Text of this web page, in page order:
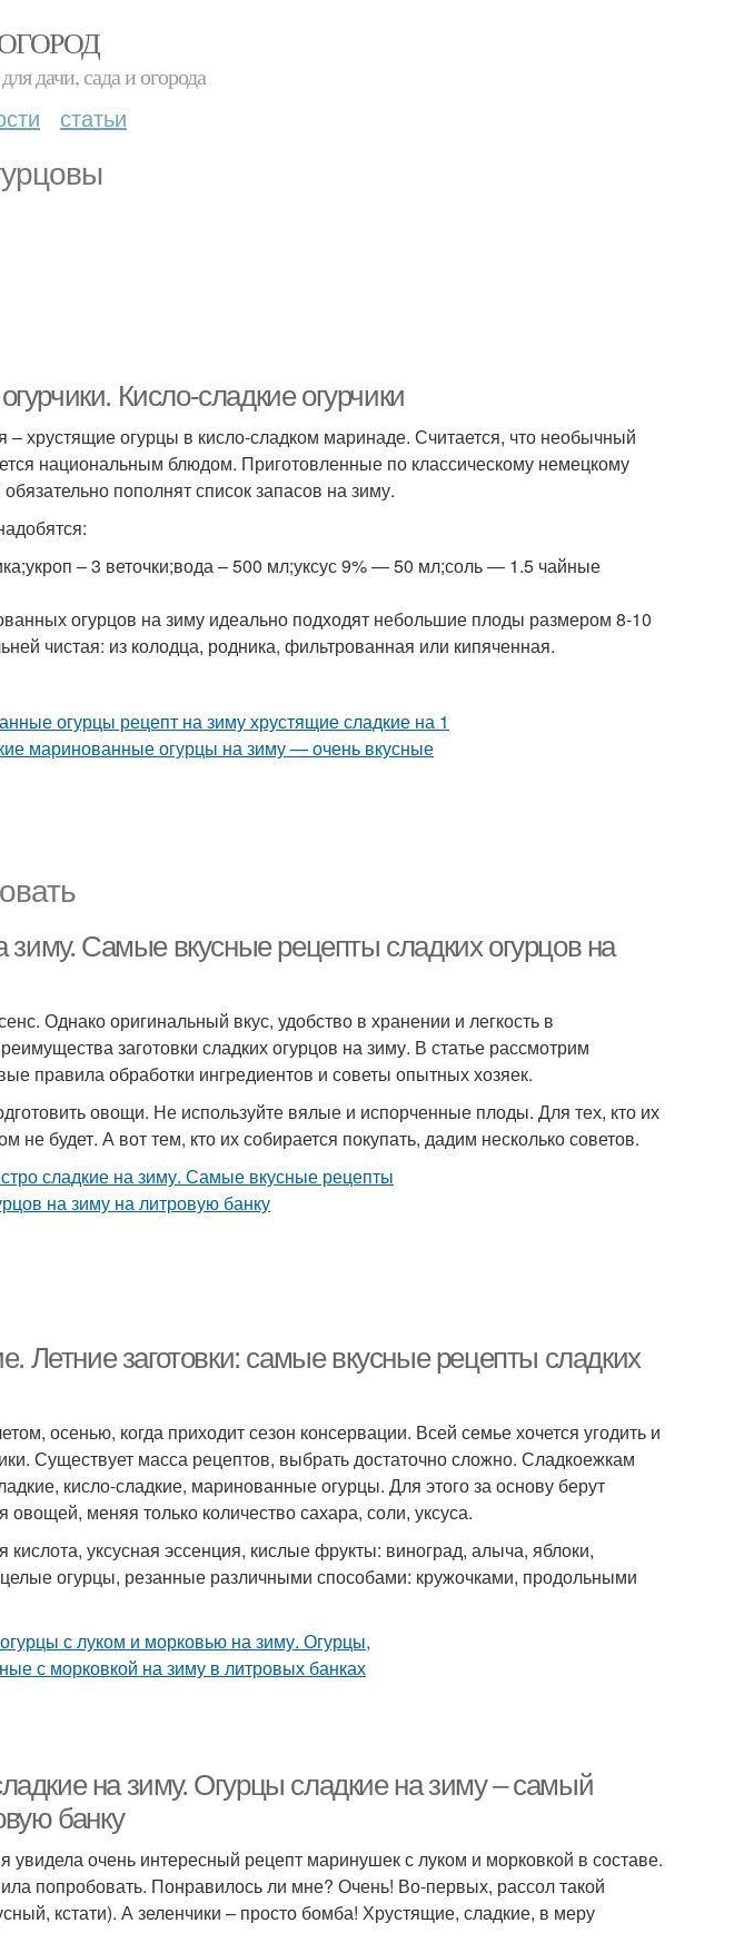
дачи, сада и огорода
статьи
Кисло-сладкие огурчики
хрустящие огурцы в кисло-сладком маринаде. Считается, что необычный
национальным блюдом. Приготовленные по классическому немецкому
пополнят список запасов на зиму.
– 3 веточки;вода – 500 мл;уксус 9% — 50 мл;соль — 1.5 чайные
огурцов на зиму идеально подходят небольшие плоды размером 8-10
чистая: из колодца, родника, фильтрованная или кипяченная.
зиму. Самые вкусные рецепты сладких огурцов на
Однако оригинальный вкус, удобство в хранении и легкость в
заготовки сладких огурцов на зиму. В статье рассмотрим
правила обработки ингредиентов и советы опытных хозяек.
овощи. Не используйте вялые и испорченные плоды. Для тех, кто их
будет. А вот тем, кто их собирается покупать, дадим несколько советов.
Летние заготовки: самые вкусные рецепты сладких
осенью, когда приходит сезон консервации. Всей семье хочется угодить и
Существует масса рецептов, выбрать достаточно сложно. Сладкоежкам
кисло-сладкие, маринованные огурцы. Для этого за основу берут
овощей, меняя только количество сахара, соли, уксуса.
уксусная эссенция, кислые фрукты: виноград, алыча, яблоки,
огурцы, резанные различными способами: кружочками, продольными
на зиму. Огурцы сладкие на зиму – самый
банку
увидела очень интересный рецепт маринушек с луком и морковкой в составе.
попробовать. Понравилось ли мне? Очень! Во-первых, рассол такой
кстати). А зеленчики – просто бомба! Хрустящие, сладкие, в меру